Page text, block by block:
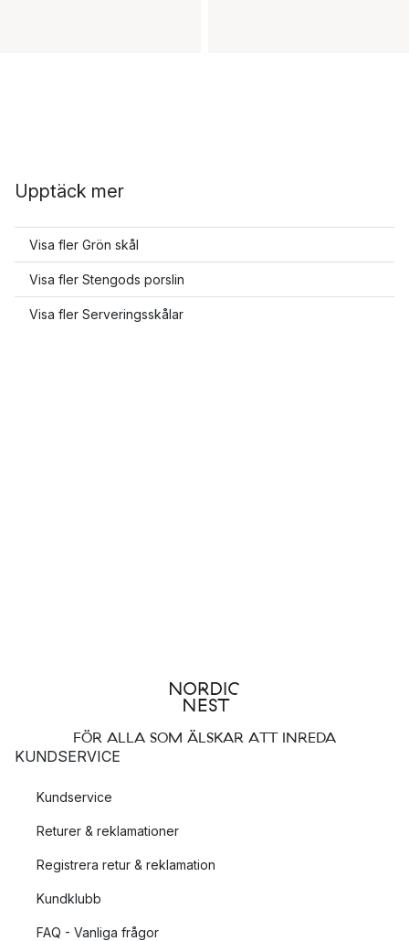
Upptäck mer
Visa fler Grön skål
Visa fler Stengods porslin
Visa fler Serveringsskålar
FÖR ALLA SOM ÄLSKAR ATT INREDA
KUNDSERVICE
Kundservice
Returer & reklamationer
Registrera retur & reklamation
Kundklubb
FAQ - Vanliga frågor